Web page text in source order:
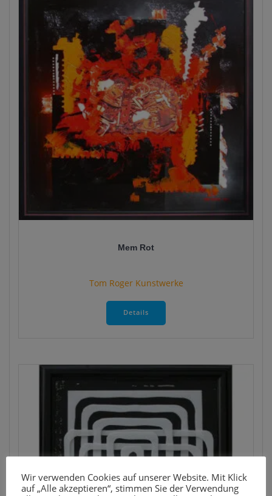
Mem Rot
Tom Roger Kunstwerke
Details
Wir verwenden Cookies auf unserer Website. Mit Klick
auf „Alle akzeptieren“, stimmen Sie der Verwendung